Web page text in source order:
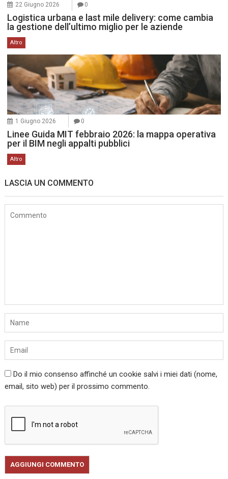
22 Giugno 2026 0
Logistica urbana e last mile delivery: come cambia
la gestione dell’ultimo miglio per le aziende
Altro
1 Giugno 2026 0
Linee Guida MIT febbraio 2026: la mappa operativa
per il BIM negli appalti pubblici
Altro
LASCIA UN COMMENTO
Do il mio consenso affinché un cookie salvi i miei dati (nome,
email, sito web) per il prossimo commento.